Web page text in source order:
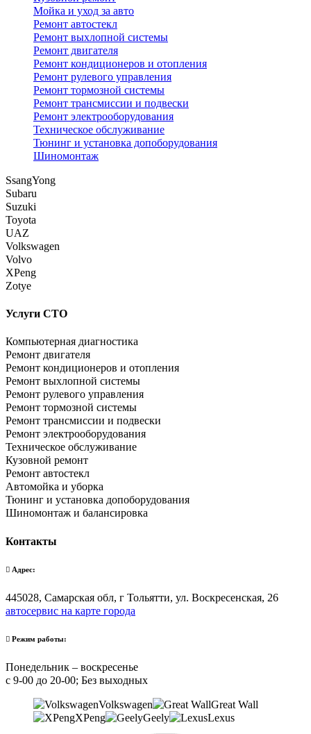
Мойка и уход за авто
Ремонт автостекл
Ремонт выхлопной системы
Ремонт двигателя
Ремонт кондиционеров и отопления
Ремонт рулевого управления
Ремонт тормозной системы
Ремонт трансмиссии и подвески
Ремонт электрооборудования
Техническое обслуживание
Тюнинг и установка допоборудования
Шиномонтаж
SsangYong
Subaru
Suzuki
Toyota
UAZ
Volkswagen
Volvo
XPeng
Zotye
Услуги СТО
Компьютерная диагностика
Ремонт двигателя
Ремонт кондиционеров и отопления
Ремонт выхлопной системы
Ремонт рулевого управления
Ремонт тормозной системы
Ремонт трансмиссии и подвески
Ремонт электрооборудования
Техническое обслуживание
Кузовной ремонт
Ремонт автостекл
Автомойка и уборка
Тюнинг и установка допоборудования
Шиномонтаж и балансировка
Контакты
Адрес:
445028, Самарская обл, г Тольятти, ул. Воскресенская, 26
автосервис на карте города
Режим работы:
Понедельник – воскресенье
с 9-00 до 20-00; Без выходных
Volkswagen
Great Wall
XPeng
Geely Lexus